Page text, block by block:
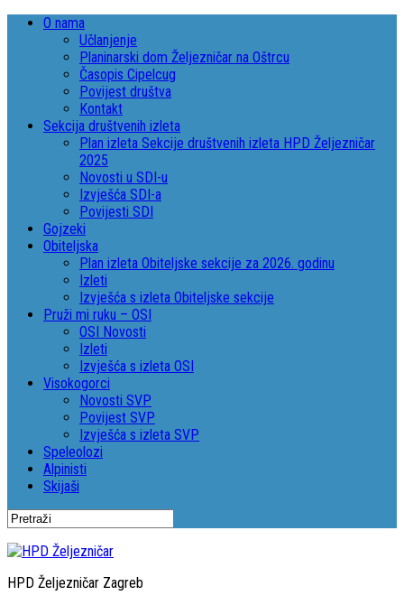
O nama
Učlanjenje
Planinarski dom Željezničar na Oštrcu
Časopis Cipelcug
Povijest društva
Kontakt
Sekcija društvenih izleta
Plan izleta Sekcije društvenih izleta HPD Željezničar
2025
Novosti u SDI-u
Izvješća SDI-a
Povijesti SDI
Gojzeki
Obiteljska
Plan izleta Obiteljske sekcije za 2026. godinu
Izleti
Izvješća s izleta Obiteljske sekcije
Pruži mi ruku – OSI
OSI Novosti
Izleti
Izvješća s izleta OSI
Visokogorci
Novosti SVP
Povijest SVP
Izvješća s izleta SVP
Speleolozi
Alpinisti
Skijaši
HPD Željezničar Zagreb